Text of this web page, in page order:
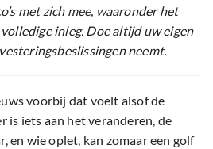
met zich mee, waaronder het
inleg. Doe altijd uw eigen
neemt.
voorbij dat voelt alsof de
iets aan het veranderen, de
en wie oplet, kan zomaar een golf